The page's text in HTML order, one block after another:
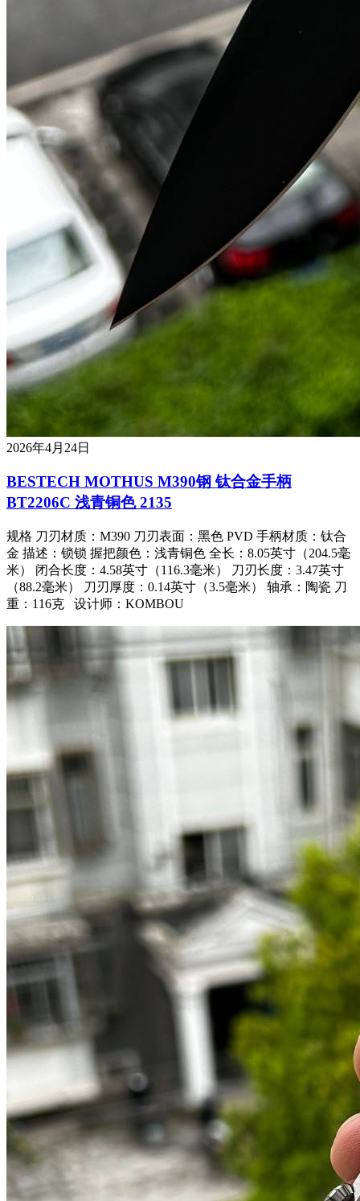
2026年4月24日
BESTECH MOTHUS M390钢 钛合金手柄
BT2206C 浅青铜色 2135
规格 刀刃材质：M390 刀刃表面：黑色 PVD 手柄材质：钛合
金 描述：锁锁 握把颜色：浅青铜色 全长：8.05英寸（204.5毫
米） 闭合长度：4.58英寸（116.3毫米） 刀刃长度：3.47英寸
（88.2毫米） 刀刃厚度：0.14英寸（3.5毫米） 轴承：陶瓷 刀
重：116克 设计师：KOMBOU